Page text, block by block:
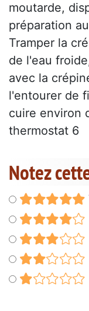
moutarde,
préparation
Tramper la
de l'eau
avec la
l'entourer de
cuire environ
thermostat 6
Notez